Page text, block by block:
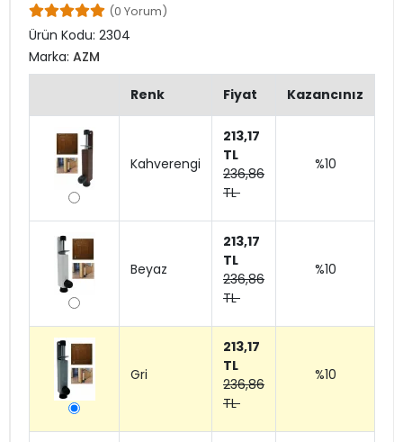
(0 Yorum)
Ürün Kodu: 2304
Marka: AZM
Renk Fiyat Kazancınız
Kahverengi
213,17
TL
236,86
TL
%10
Beyaz
213,17
TL
236,86
TL
%10
Gri
213,17
TL
236,86
TL
%10